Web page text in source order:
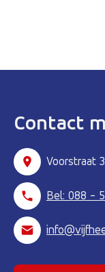
Contact
Voorstraat
Bel: 088 -